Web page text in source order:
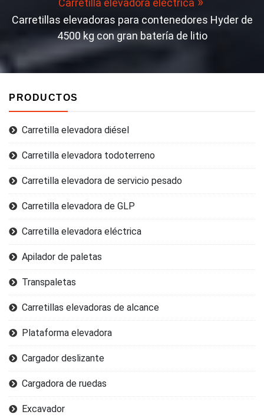
Carretilla elevadora eléctrica
Carretillas elevadoras para contenedores Hyder de
4500 kg con gran batería de litio
PRODUCTOS
Carretilla elevadora diésel
Carretilla elevadora todoterreno
Carretilla elevadora de servicio pesado
Carretilla elevadora de GLP
Carretilla elevadora eléctrica
Apilador de paletas
Transpaletas
Carretillas elevadoras de alcance
Plataforma elevadora
Cargador deslizante
Cargadora de ruedas
Excavador